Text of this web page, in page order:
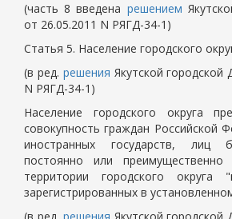
(часть 8 введена решением
от 26.05.2011 N РЯГД-34-1)
Статья 5. Население городского
(в ред. решения Якутской городской
N РЯГД-34-1)
Население городского округа
совокупность граждан Российской
иностранных государств, лиц
постоянно или
территории городского округа
зарегистрированных в